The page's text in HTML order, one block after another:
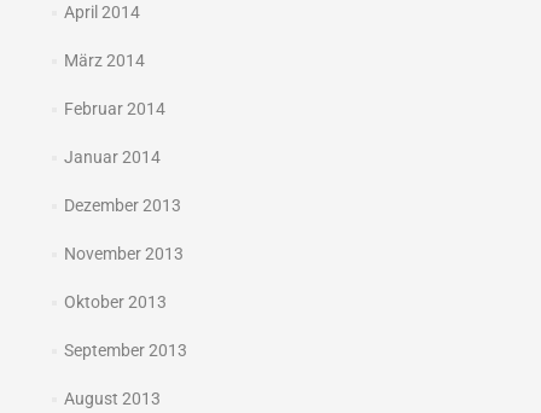
April 2014
März 2014
Februar 2014
Januar 2014
Dezember 2013
November 2013
Oktober 2013
September 2013
August 2013